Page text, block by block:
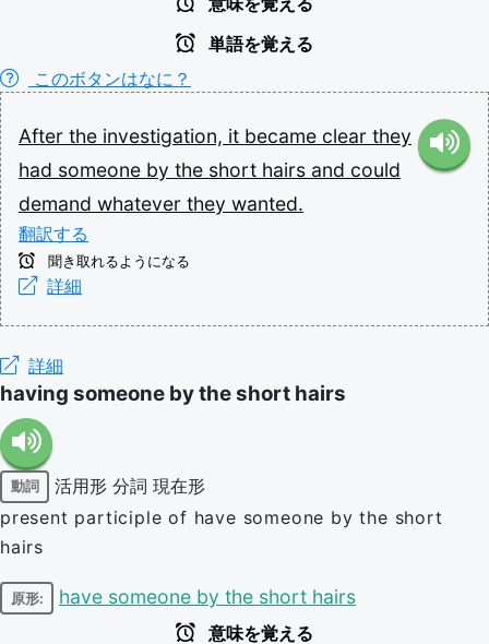
単語を覚える
このボタンはなに？
After the investigation, it became clear they
had someone by the short hairs and could
demand whatever they wanted.
翻訳する
聞き取れるようになる
詳細
詳細
having someone by the short hairs
動詞 活用形 分詞 現在形
present participle of have someone by the short
hairs
原形: have someone by the short hairs
意味を覚える